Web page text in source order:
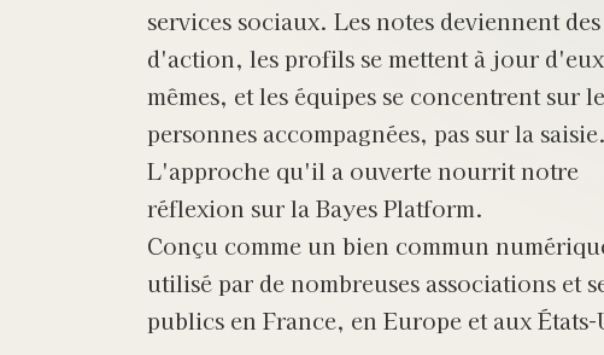
services sociaux. Les notes deviennent
d'action, les profils se mettent à jour
mêmes, et les équipes se concentrent sur
personnes accompagnées, pas sur la saisie.
L'approche qu'il a ouverte nourrit notre
réflexion sur la Bayes Platform.
Conçu comme un bien commun
utilisé par de nombreuses associations et
publics en France, en Europe et aux États-